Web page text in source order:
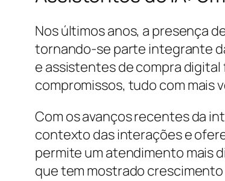
Nos últimos anos, a presença
tornando-se parte integrante
e assistentes de compra
compromissos, tudo com mais
Com os avanços recentes da
contexto das interações e
permite um atendimento mais
que tem mostrado